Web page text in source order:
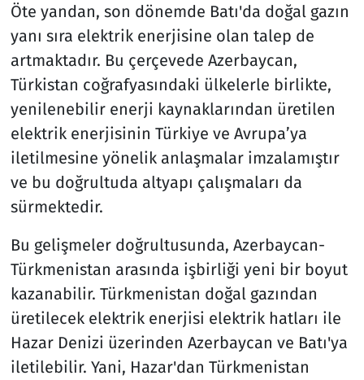
Öte yandan, son dönemde Batı'da doğal gazın
yanı sıra elektrik enerjisine olan talep de
artmaktadır. Bu çerçevede Azerbaycan,
Türkistan coğrafyasındaki ülkelerle birlikte,
yenilenebilir enerji kaynaklarından üretilen
elektrik enerjisinin Türkiye ve Avrupa’ya
iletilmesine yönelik anlaşmalar imzalamıştır
ve bu doğrultuda altyapı çalışmaları da
sürmektedir.
Bu gelişmeler doğrultusunda, Azerbaycan-
Türkmenistan arasında işbirliği yeni bir boyut
kazanabilir. Türkmenistan doğal gazından
üretilecek elektrik enerjisi elektrik hatları ile
Hazar Denizi üzerinden Azerbaycan ve Batı'ya
iletilebilir. Yani, Hazar'dan Türkmenistan